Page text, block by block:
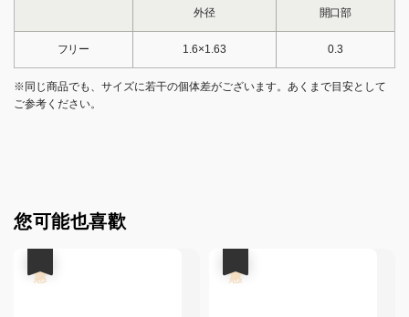
外径 開口部
フリー 1.6×1.63 0.3
※同じ商品でも、サイズに若干の個体差がございます。あくまで目安として
ご参考ください。
您可能也喜歡